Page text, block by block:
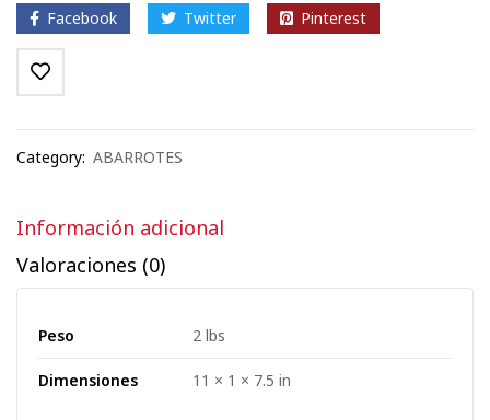
Facebook Twitter Pinterest
Category: ABARROTES
Información adicional
Valoraciones (0)
Peso 2 lbs
Dimensiones 11 × 1 × 7.5 in